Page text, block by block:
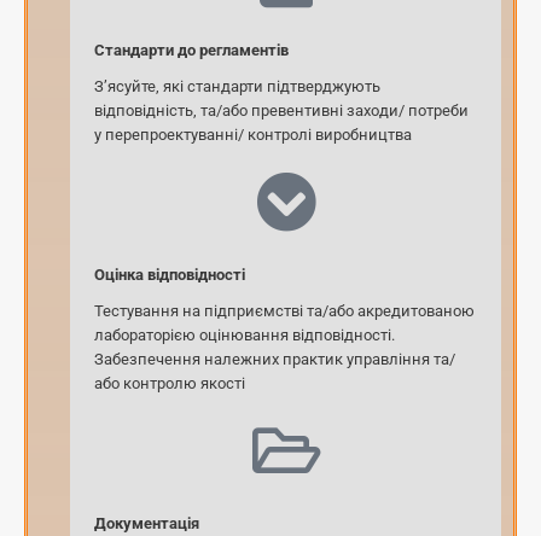
Стандарти до регламентів
З’ясуйте, які стандарти підтверджують
відповідність, та/або превентивні заходи/ потреби
у перепроектуванні/ контролі виробництва
Оцінка відповідності
Тестування на підприємстві та/або акредитованою
лабораторією оцінювання відповідності.
Забезпечення належних практик управління та/
або контролю якості
Документація